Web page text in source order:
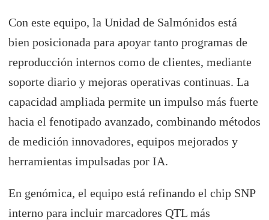
Con este equipo, la Unidad de Salmónidos está
bien posicionada para apoyar tanto programas de
reproducción internos como de clientes, mediante
soporte diario y mejoras operativas continuas. La
capacidad ampliada permite un impulso más fuerte
hacia el fenotipado avanzado, combinando métodos
de medición innovadores, equipos mejorados y
herramientas impulsadas por IA.
En genómica, el equipo está refinando el chip SNP
interno para incluir marcadores QTL más